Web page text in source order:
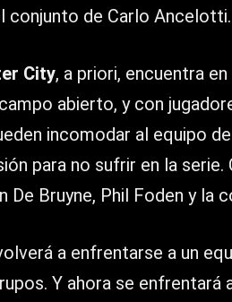
conjunto de Carlo Ancelotti.
City, a priori, encuentra
abierto, y con
incomodar al equipo
para no sufrir en la
De Bruyne, Phil Foden y la
a enfrentarse a un
Y ahora se enfrentará